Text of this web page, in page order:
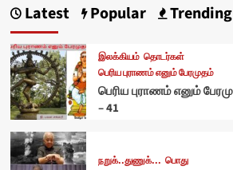
Latest Popular Trending
இலக்கியம் தொடர்கள்
பெரிய புராணம் எனும் பேரமுதம்
பெரிய புராணம் எனும்
– 41
நறுக்..துணுக்... பொது